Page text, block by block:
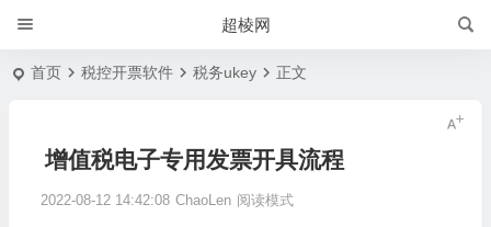
超棱网
首页 税控开票软件 税务ukey 正文
增值税电子专用发票开具流程
2022-08-12 14:42:08 ChaoLen 阅读模式